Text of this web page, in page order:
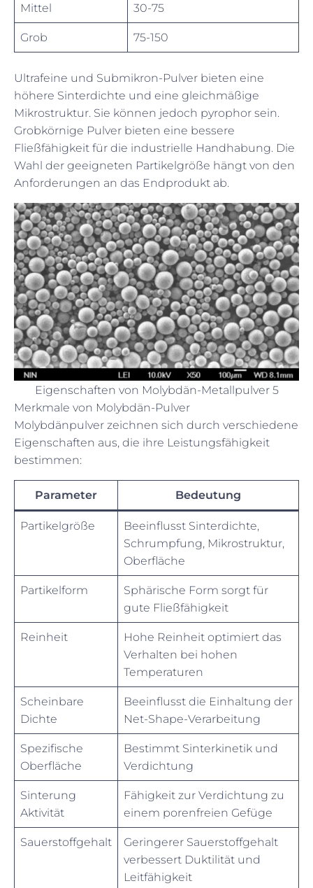
Mittel 30-75
Grob 75-150
Ultrafeine und Submikron-Pulver bieten eine
höhere Sinterdichte und eine gleichmäßige
Mikrostruktur. Sie können jedoch pyrophor sein.
Grobkörnige Pulver bieten eine bessere
Fließfähigkeit für die industrielle Handhabung. Die
Wahl der geeigneten Partikelgröße hängt von den
Anforderungen an das Endprodukt ab.
Eigenschaften von Molybdän-Metallpulver 5
Merkmale von Molybdän-Pulver
Molybdänpulver zeichnen sich durch verschiedene
Eigenschaften aus, die ihre Leistungsfähigkeit
bestimmen:
Parameter Bedeutung
Partikelgröße
Beeinflusst Sinterdichte,
Schrumpfung, Mikrostruktur,
Oberfläche
Partikelform
Sphärische Form sorgt für
gute Fließfähigkeit
Reinheit
Hohe Reinheit optimiert das
Verhalten bei hohen
Temperaturen
Scheinbare
Dichte
Beeinflusst die Einhaltung der
Net-Shape-Verarbeitung
Spezifische
Oberfläche
Bestimmt Sinterkinetik und
Verdichtung
Sinterung
Aktivität
Fähigkeit zur Verdichtung zu
einem porenfreien Gefüge
Sauerstoffgehalt
Geringerer Sauerstoffgehalt
verbessert Duktilität und
Leitfähigkeit